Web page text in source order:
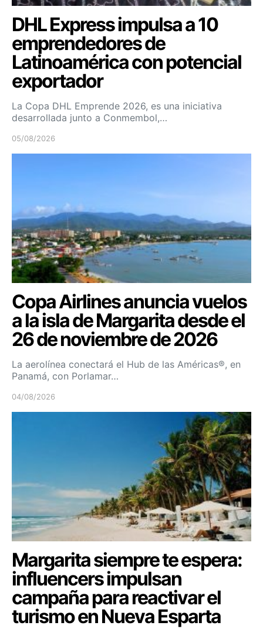
DHL Express impulsa a 10
emprendedores de
Latinoamérica con potencial
exportador
La Copa DHL Emprende 2026, es una iniciativa
desarrollada junto a Conmembol,…
05/08/2026
Copa Airlines anuncia vuelos
a la isla de Margarita desde el
26 de noviembre de 2026
La aerolínea conectará el Hub de las Américas®, en
Panamá, con Porlamar…
04/08/2026
Margarita siempre te espera:
influencers impulsan
campaña para reactivar el
turismo en Nueva Esparta